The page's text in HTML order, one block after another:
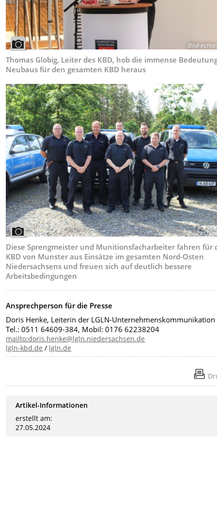
Bildrechte:
Thomas Globig, Leiter des KBD, hob die immense
Neubaus für den gesamten KBD heraus
Bildrechte:
Diese Sprengmeister und Munitionsfacharbeiter fahren für
KBD von Munster aus Einsätze im gesamten Nord-Osten
Niedersachsens und freuen sich auf deutlich bessere
Arbeitsbedingungen
Ansprechperson für die Presse
Doris Henke, Leiterin der LGLN-Unternehmenskommunikation
Tel.: 0511 64609-384, Mobil: 0176 62238204
mailto:doris.henke@lgln.niedersachsen.de
lgln-kbd.de / lgln.de
Artikel-Informationen
erstellt am:
27.05.2024